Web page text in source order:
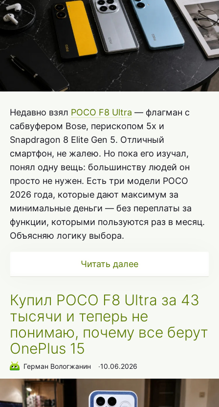
Недавно взял POCO F8 Ultra — флагман с
сабвуфером Bose, перископом 5x и
Snapdragon 8 Elite Gen 5. Отличный
смартфон, не жалею. Но пока его изучал,
понял одну вещь: большинству людей он
просто не нужен. Есть три модели POCO
2026 года, которые дают максимум за
минимальные деньги — без переплаты за
функции, которыми пользуются раз в месяц.
Объясняю логику выбора.
Читать далее
Купил POCO F8 Ultra за 43
тысячи и теперь не
понимаю, почему все берут
OnePlus 15
Герман Вологжанин ∙10.06.2026